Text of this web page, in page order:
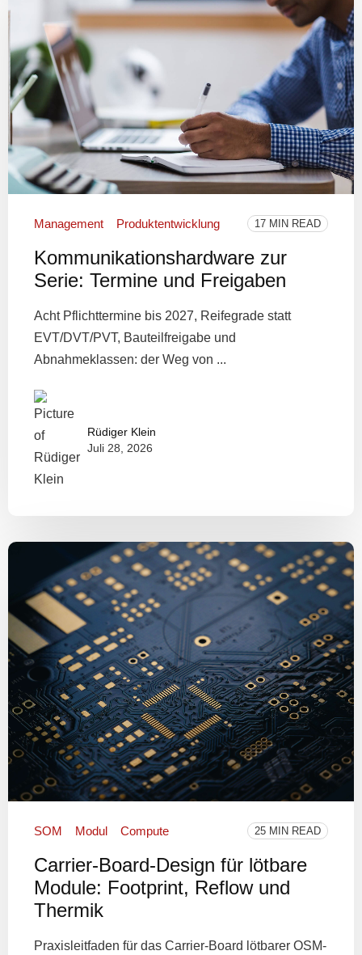
Management Produktentwicklung 17 MIN READ
Kommunikationshardware zur
Serie: Termine und Freigaben
Acht Pflichttermine bis 2027, Reifegrade statt
EVT/DVT/PVT, Bauteilfreigabe und
Abnahmeklassen: der Weg von ...
Rüdiger Klein
Juli 28, 2026
SOM Modul Compute 25 MIN READ
Carrier-Board-Design für lötbare
Module: Footprint, Reflow und
Thermik
Praxisleitfaden für das Carrier-Board lötbarer OSM-